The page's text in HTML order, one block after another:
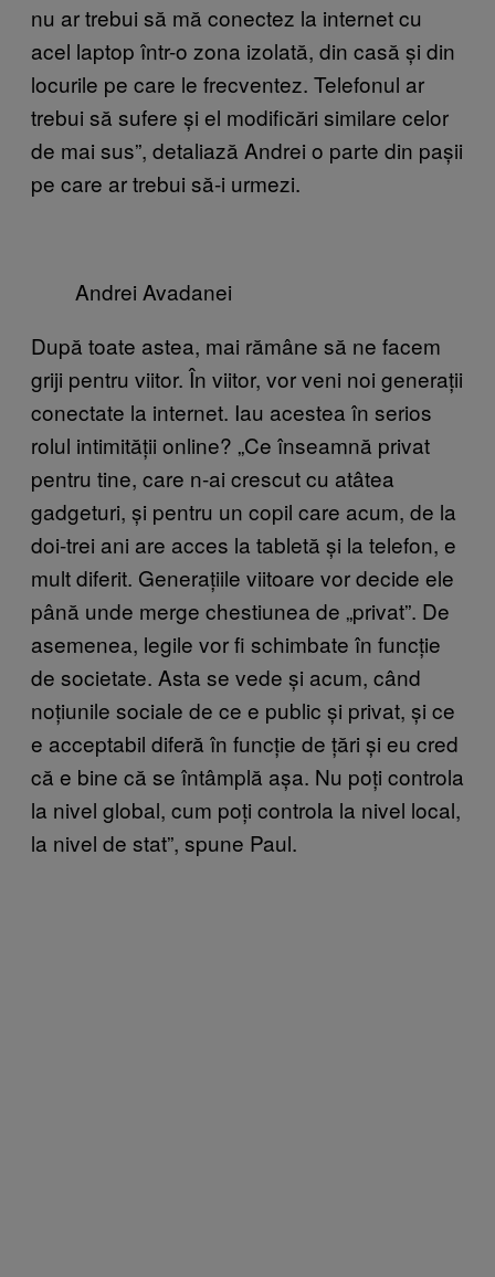
nu ar trebui să mă conectez la internet cu
acel laptop într-o zona izolată, din casă și din
locurile pe care le frecventez. Telefonul ar
trebui să sufere și el modificări similare celor
de mai sus”, detaliază Andrei o parte din pașii
pe care ar trebui să-i urmezi.
Andrei Avadanei
După toate astea, mai rămâne să ne facem
griji pentru viitor. În viitor, vor veni noi generații
conectate la internet. Iau acestea în serios
rolul intimității online? „Ce înseamnă privat
pentru tine, care n-ai crescut cu atâtea
gadgeturi, și pentru un copil care acum, de la
doi-trei ani are acces la tabletă și la telefon, e
mult diferit. Generațiile viitoare vor decide ele
până unde merge chestiunea de „privat”. De
asemenea, legile vor fi schimbate în funcție
de societate. Asta se vede și acum, când
noțiunile sociale de ce e public și privat, și ce
e acceptabil diferă în funcție de țări și eu cred
că e bine că se întâmplă așa. Nu poți controla
la nivel global, cum poți controla la nivel local,
la nivel de stat”, spune Paul.